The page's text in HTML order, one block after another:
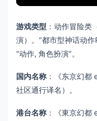
游戏类型 ：动作冒险类
演）。“都市型神话动
“动作, 角色扮演”。
国内名称：《东京幻都
社区通行译名）。
港台名称：《東京幻都